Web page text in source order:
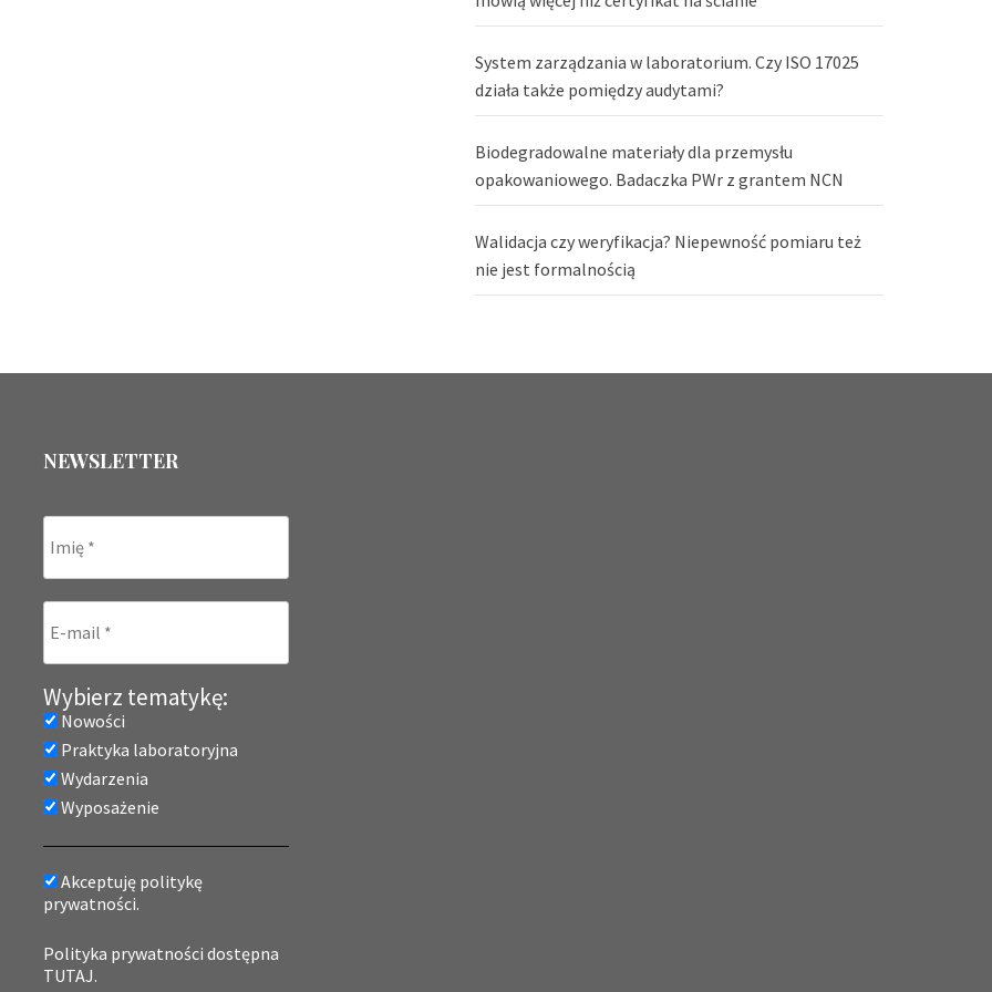
System zarządzania w laboratorium. Czy ISO 17025
działa także pomiędzy audytami?
Biodegradowalne materiały dla przemysłu
opakowaniowego. Badaczka PWr z grantem NCN
Walidacja czy weryfikacja? Niepewność pomiaru też
nie jest formalnością
NEWSLETTER
Wybierz tematykę:
Nowości
Praktyka laboratoryjna
Wydarzenia
Wyposażenie
Akceptuję politykę
prywatności.
Polityka prywatności dostępna
TUTAJ.